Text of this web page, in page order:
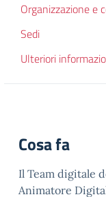
Organizzazione e
Sedi
Ulteriori
Cosa fa
Il Team digitale
Animatore